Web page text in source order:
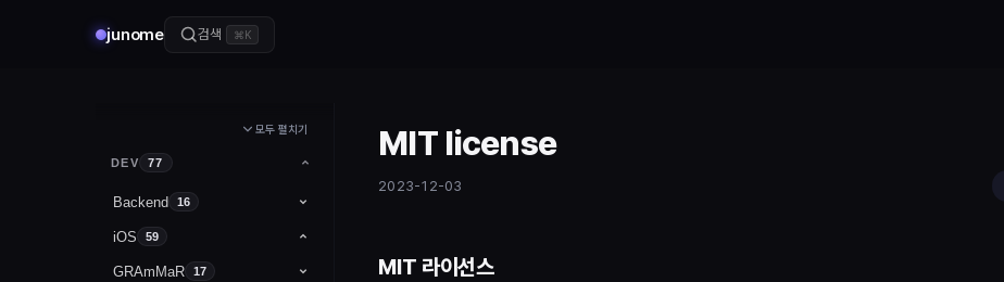
junome 검색 ⌘K
모두 펼치기
DEV 77
Backend 16
DB 13
데이터베이스의 개념 및 특징
Spring 3
iOS 59
GRAmMaR 17
MIT license
2023-12-03
MIT 라이선스